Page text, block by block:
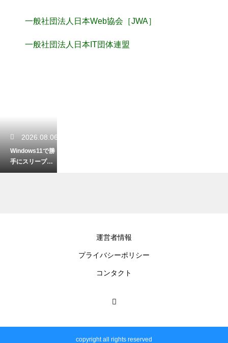
一般社団法人日本Web協会［JWA］
一般社団法人日本IT団体連盟
2026.08.06
Windows11で勝
手にスリープが
解除される原
運営者情報
プライバシーポリシー
コンタクト
copyright all rights reserved